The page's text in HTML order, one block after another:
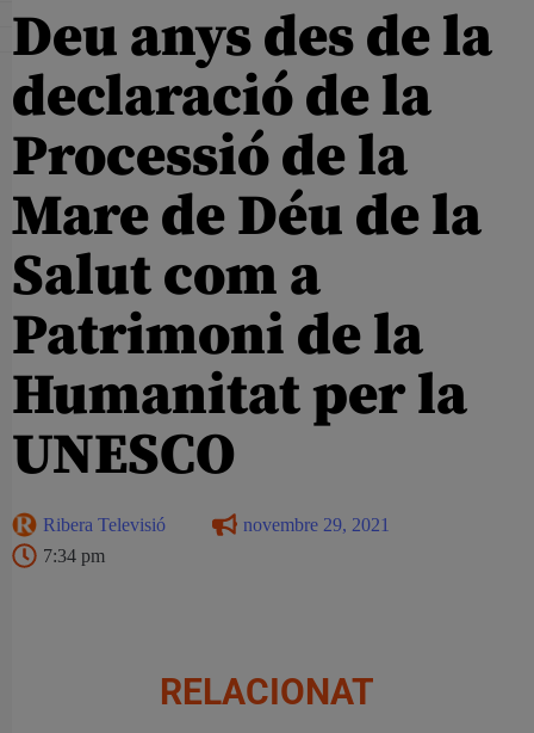
Deu anys des de la
declaració de la
Processió de la
Mare de Déu de la
Salut com a
Patrimoni de la
Humanitat per la
UNESCO
Ribera Televisió
novembre 29, 2021
7:34 pm
RELACIONAT